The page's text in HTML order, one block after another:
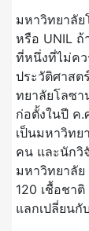
มหาวิทยาลัย
หรือ UNIL
ที่หนึ่งที่ไม่คว
ประวัติศาสต
ทยาลัยโลซา
ก่อตั้งในปี ค.
เป็นมหาวิทย
คน และนักวิ
มหาวิทยาลั
120 เชื้อชา
แลกเปลี่ยนกั